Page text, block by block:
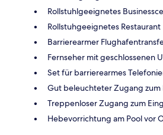
Rollstuhlgeeignetes
Rollstuhgeeignetes Restaurant
Barrierearmer
Fernseher mit geschlossenen
Set für barrierearmes
Gut beleuchteter Zugang zum
Treppenloser Zugang zum
Hebevorrichtung am Pool vor